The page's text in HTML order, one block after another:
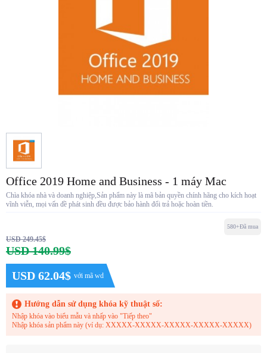
Office 2019 Home and Business - 1 máy Mac
Chìa khóa nhà và doanh nghiệp,Sản phẩm này là mã bản quyền chính hãng cho kích hoạt
vĩnh viễn, mọi vấn đề phát sinh đều được bảo hành đổi trả hoặc hoàn tiền.
USD 249.45$
USD 140.99$
USD 62.04$ với mã wd
580+Đã mua
Hướng dẫn sử dụng khóa kỹ thuật số:
Nhập khóa vào biểu mẫu và nhấp vào "Tiếp theo"
Nhập khóa sản phẩm này (ví dụ: XXXXX-XXXXX-XXXXX-XXXXX-XXXXX)